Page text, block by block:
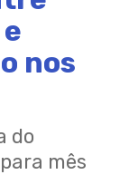
nos
do
mês